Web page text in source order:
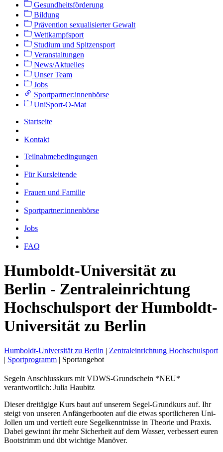
Gesundheitsförderung
Bildung
Prävention sexualisierter Gewalt
Wettkampfsport
Studium und Spitzensport
Veranstaltungen
News/Aktuelles
Unser Team
Jobs
Sportpartner:innenbörse
UniSport-O-Mat
Startseite
Kontakt
Teilnahmebedingungen
Für Kursleitende
Frauen und Familie
Sportpartner:innenbörse
Jobs
FAQ
Humboldt-Universität zu
Berlin - Zentraleinrichtung
Hochschulsport der Humboldt-
Universität zu Berlin
Humboldt-Universität zu Berlin | Zentraleinrichtung Hochschulsport
| Sportprogramm | Sportangebot
Segeln Anschlusskurs mit VDWS-Grundschein *NEU*
verantwortlich: Julia Haubitz
Dieser dreitägige Kurs baut auf unserem Segel-Grundkurs auf. Ihr
steigt von unseren Anfängerbooten auf die etwas sportlicheren Uni-
Jollen um und vertieft eure Segelkenntnisse in Theorie und Praxis.
Dabei gewinnt ihr mehr Sicherheit auf dem Wasser, verbessert euren
Bootstrimm und übt wichtige Manöver.